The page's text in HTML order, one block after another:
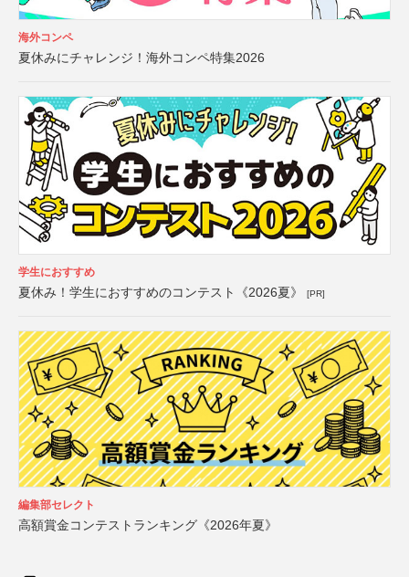
海外コンペ
夏休みにチャレンジ！海外コンペ特集2026
学生におすすめ
夏休み！学生におすすめのコンテスト《2026夏》 [PR]
編集部セレクト
高額賞金コンテストランキング《2026年夏》